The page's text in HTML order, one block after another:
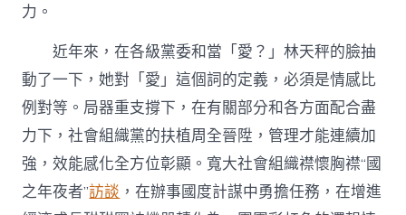
空
間
進
步
前
輩
社
會
組
力。
近年來，在各級黨委和當「愛？」林天秤的臉抽
動了一下，她對「愛」這個詞的定義，必須是情感比
例對等。局器重支撐下，在有關部分和各方面配合盡
力下，社會組織黨的扶植周全晉陞，管理才能連續加
強，效能感化全方位彰顯。寬大社會組織襟懷胸襟“國
之年夜者”訪談 ，在辦事國度計謀中勇擔任務，在增進